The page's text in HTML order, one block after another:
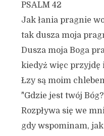
PSALM 42
Jak łania pragnie
tak dusza moja
Dusza moja Boga
kiedyż więc przyjdę
Łzy są moim
"Gdzie jest twój
Rozpływa się we
gdy wspominam,